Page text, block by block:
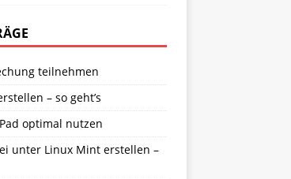
teilnehmen
– so geht’s
optimal nutzen
unter Linux Mint erstellen –